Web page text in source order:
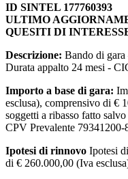
ID SINTEL 177760393
ULTIMO
QUESITI DI
Descrizione: Bando di
Durata appalto 24 mesi -
Importo a base di gara:
esclusa), comprensivo di €
soggetti a ribasso fatto
CPV Prevalente 79341200-
Ipotesi di rinnovo Ipotesi
di € 260.000,00 (Iva